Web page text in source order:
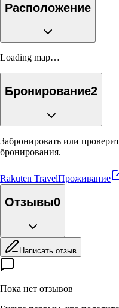
Расположение
Loading map…
Бронирование2
Забронировать или
бронирования.
Rakuten TravelПроживание
Отзывы0
Написать отзыв
Пока нет отзывов